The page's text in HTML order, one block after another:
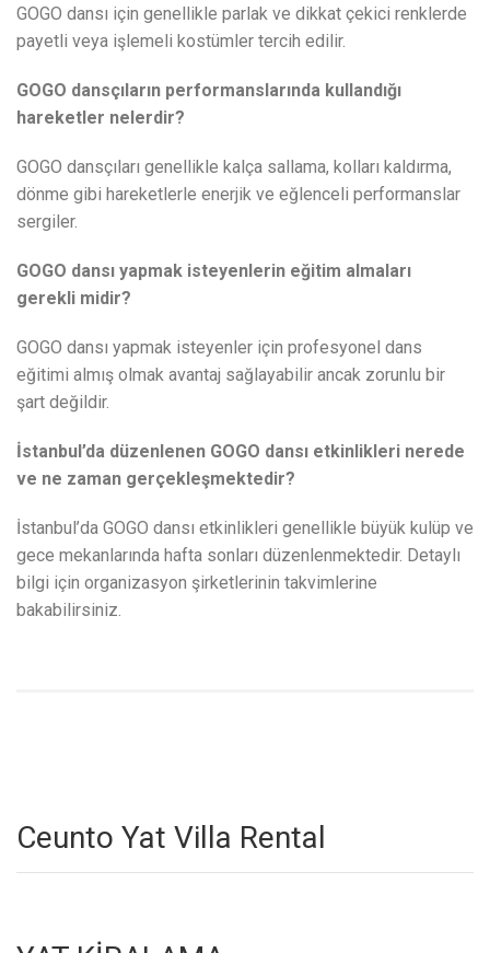
GOGO dansı için genellikle parlak ve dikkat çekici renklerde
payetli veya işlemeli kostümler tercih edilir.
GOGO dansçıların performanslarında kullandığı
hareketler nelerdir?
GOGO dansçıları genellikle kalça sallama, kolları kaldırma,
dönme gibi hareketlerle enerjik ve eğlenceli performanslar
sergiler.
GOGO dansı yapmak isteyenlerin eğitim almaları
gerekli midir?
GOGO dansı yapmak isteyenler için profesyonel dans
eğitimi almış olmak avantaj sağlayabilir ancak zorunlu bir
şart değildir.
İstanbul’da düzenlenen GOGO dansı etkinlikleri nerede
ve ne zaman gerçekleşmektedir?
İstanbul’da GOGO dansı etkinlikleri genellikle büyük kulüp ve
gece mekanlarında hafta sonları düzenlenmektedir. Detaylı
bilgi için organizasyon şirketlerinin takvimlerine
bakabilirsiniz.
Ceunto Yat Villa Rental